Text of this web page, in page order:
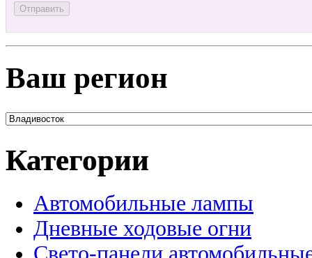
Ваш регион
Категории
Автомобильные лампы
Дневные ходовые огни